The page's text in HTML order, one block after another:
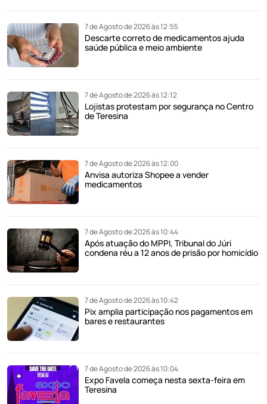
7 de Agosto de 2026 às 12:55
Descarte correto de medicamentos ajuda
saúde pública e meio ambiente
7 de Agosto de 2026 às 12:12
Lojistas protestam por segurança no Centro
de Teresina
7 de Agosto de 2026 às 12:00
Anvisa autoriza Shopee a vender
medicamentos
7 de Agosto de 2026 às 10:44
Após atuação do MPPI, Tribunal do Júri
condena réu a 12 anos de prisão por homicídio
7 de Agosto de 2026 às 10:42
Pix amplia participação nos pagamentos em
bares e restaurantes
7 de Agosto de 2026 às 10:04
Expo Favela começa nesta sexta-feira em
Teresina